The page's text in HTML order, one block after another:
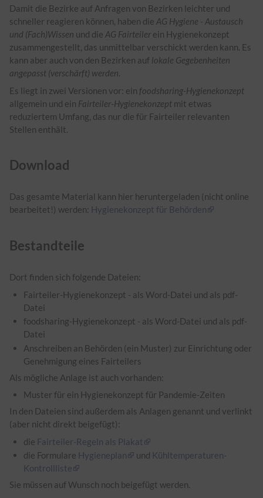
Damit die Bezirke auf Anfragen von Bezirken leichter und
schneller reagieren können, haben die AG Hygiene - Austausch
und (Fach)Wissen und die AG Fairteiler ein Hygienekonzept
zusammengestellt, das unmittelbar verschickt werden kann. Es
kann aber auch von den Bezirken auf lokale Gegebenheiten
angepasst (verschärft) werden.
Es liegt in zwei Versionen vor: ein foodsharing-Hygienekonzept
allgemein und ein Fairteiler-Hygienekonzept mit etwas
reduziertem Umfang, das nur die für Fairteiler relevanten
Stellen enthält.
Download
Das gesamte Material kann hier heruntergeladen (nicht online
bearbeitet!) werden: Hygienekonzept für Behörden
Bestandteile
Dort finden sich folgende Dateien:
Fairteiler-Hygienekonzept - als Word-Datei und als pdf-
Datei
foodsharing-Hygienekonzept - als Word-Datei und als pdf-
Datei
Anschreiben an Behörden (ein Muster) zur Einrichtung oder
Genehmigung eines Fairteilers
Als mögliche Anlage ist auch vorhanden:
Muster für ein Hygienekonzept für Pandemie-Zeiten
In den Dateien sind außerdem als Anlagen genannt und verlinkt
(aber nicht direkt beigefügt):
die Fairteiler-Regeln als Plakat
die Formulare Hygieneplan und Kühltemperaturen-
Kontrollliste
Sie müssen auf Wunsch noch beigefügt werden.